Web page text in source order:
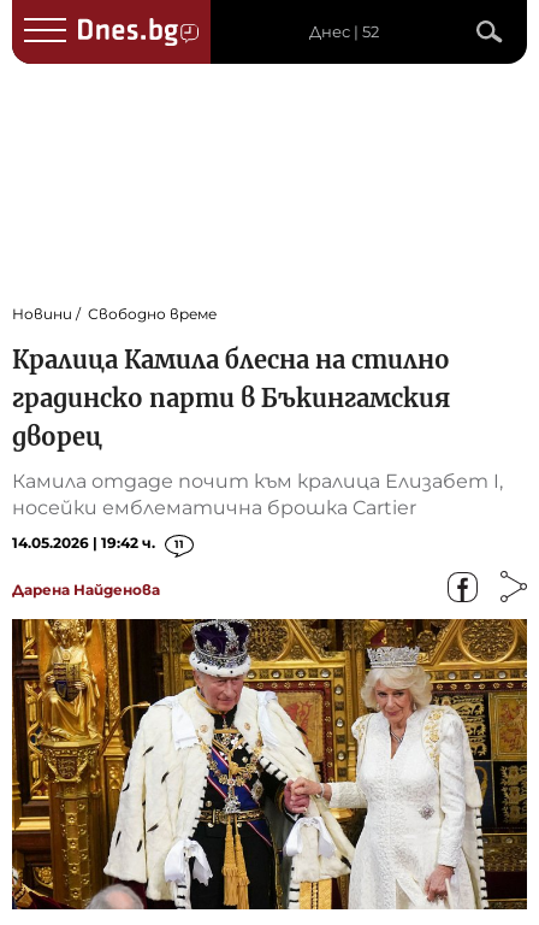
Днес | 52
Новини Свободно време
Кралица Камила блесна на стилно
градинско парти в Бъкингамския
дворец
Камила отдаде почит към кралица Елизабет I,
носейки емблематична брошка Cartier
14.05.2026 | 19:42 ч. 11
Дарена Найденова